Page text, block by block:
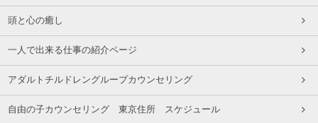
頭と心の癒し
一人で出来る仕事の紹介ページ
アダルトチルドレングループカウンセリング
自由の子カウンセリング 東京住所 スケジュール